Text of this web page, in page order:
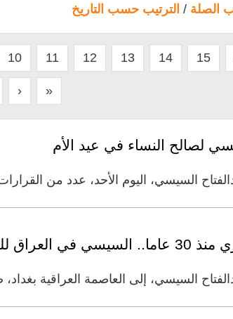
الصلة / الترتيب حسب التاريخ
10 11 12 13 14 15
› »
السيسي، اليوم الأحد، عدد من القرارات لصالح
الثلاثية
السيسي، إلى العاصمة العراقية بغداد،